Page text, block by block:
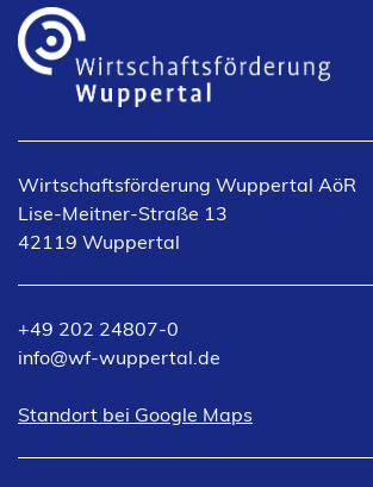
Wirtschaftsförderung Wuppertal AöR
Lise-Meitner-Straße 13
42119 Wuppertal
+49 202 24807-0
info
wf-wuppertal de
Standort bei Google Maps
(Öffnet